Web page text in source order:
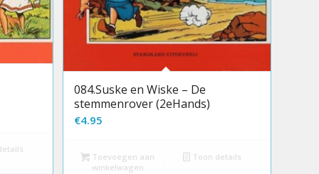
084.Suske en Wiske – De
stemmenrover (2eHands)
€4.95
Toevoegen aan
winkelwagen
Toon details